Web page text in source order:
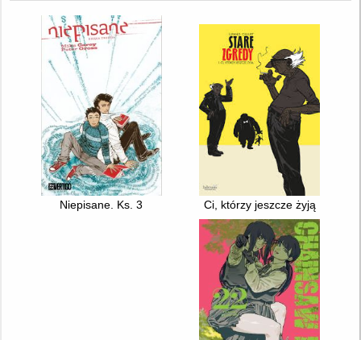
Niepisane. Ks. 3 Ci, którzy jeszcze żyją